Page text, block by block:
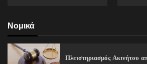
Νομικά
Πλειστηριασμός Ακινήτου